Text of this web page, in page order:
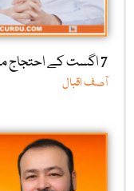
7 اگست کے احتجاج میں شرکت کیوں ضروری ہے؟
آصف اقبال